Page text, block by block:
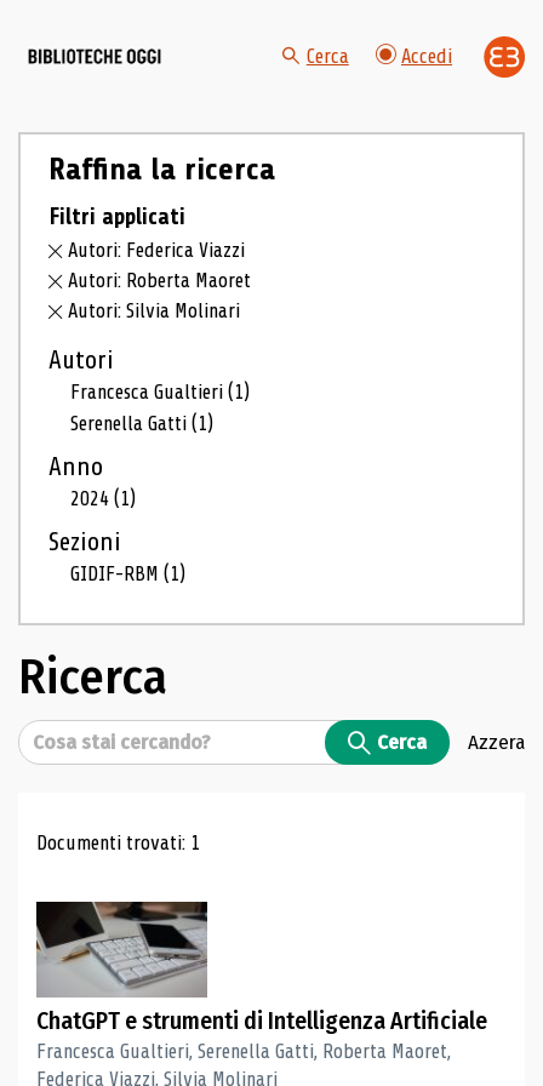
Cerca Accedi
Raffina la ricerca
Filtri applicati
Autori: Federica Viazzi
Autori: Roberta Maoret
Autori: Silvia Molinari
Autori
Francesca Gualtieri(1)
Serenella Gatti(1)
Anno
2024(1)
Sezioni
GIDIF-RBM(1)
Ricerca
Cerca Cerca Azzera
Risultati di ricerca
Documenti trovati: 1
ChatGPT e strumenti di Intelligenza Artificiale
Francesca Gualtieri, Serenella Gatti, Roberta Maoret,
Federica Viazzi, Silvia Molinari